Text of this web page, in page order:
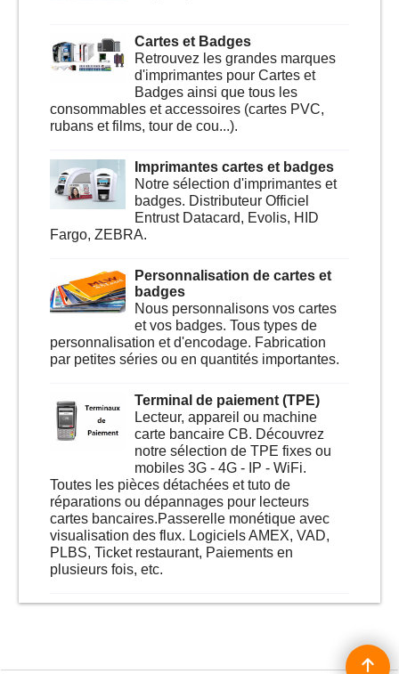
Cartes et Badges
Retrouvez les grandes marques
d'imprimantes pour Cartes et
Badges ainsi que tous les
consommables et accessoires (cartes PVC,
rubans et films, tour de cou...).
Imprimantes cartes et badges
Notre sélection d'imprimantes et
badges. Distributeur Officiel
Entrust Datacard, Evolis, HID
Fargo, ZEBRA.
Personnalisation de cartes et
badges
Nous personnalisons vos cartes
et vos badges. Tous types de
personnalisation et d'encodage. Fabrication
par petites séries ou en quantités importantes.
Terminal de paiement (TPE)
Lecteur, appareil ou machine
carte bancaire CB. Découvrez
notre sélection de TPE fixes ou
mobiles 3G - 4G - IP - WiFi.
Toutes les pièces détachées et tuto de
réparations ou dépannages pour lecteurs
cartes bancaires.Passerelle monétique avec
visualisation des flux. Logiciels AMEX, VAD,
PLBS, Ticket restaurant, Paiements en
plusieurs fois, etc.